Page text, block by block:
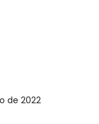
de 2022